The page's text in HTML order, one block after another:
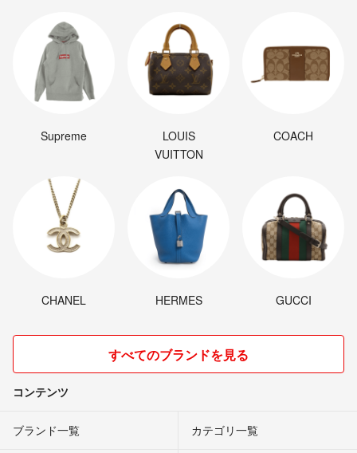
Supreme
LOUIS
VUITTON
COACH
CHANEL HERMES GUCCI
すべてのブランドを見る
コンテンツ
ブランド一覧 カテゴリ一覧